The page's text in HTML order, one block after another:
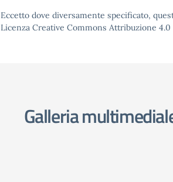
Eccetto dove diversamente specificato,
Licenza Creative Commons Attribuzione 4.0
Galleria